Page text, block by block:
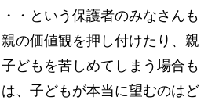
・という保護者のみなさんも
の価値観を押し付けたり、親
どもを苦しめてしまう場合も
、子どもが本当に望むのはど